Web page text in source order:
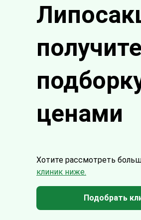
ценами
Хотите рассмотреть
клиник ниже.
Подобрать